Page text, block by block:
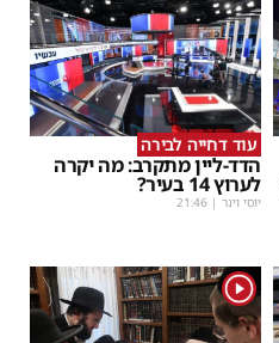
עוד דחייה לבירה
הדד-ליין מתקרב: מה יקרה
לערוץ 14 בעיר?
יוסי וינר |
21:46
1